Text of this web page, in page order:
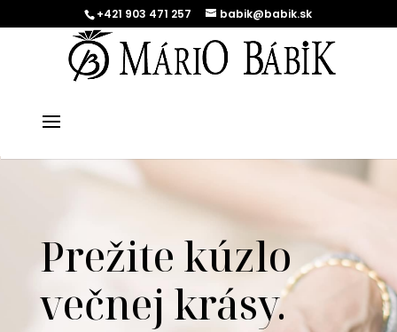
+421 903 471 257 babik@babik.sk
Prežite kúzlo
večnej krásy.